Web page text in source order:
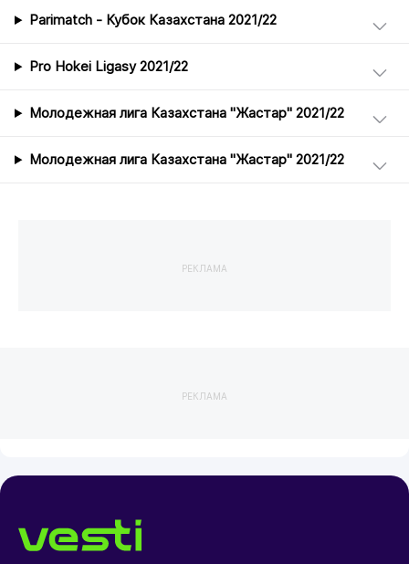
Parimatch - Кубок Казахстана 2021/22
Pro Hokei Ligasy 2021/22
Молодежная лига Казахстана "Жастар" 2021/22
Молодежная лига Казахстана "Жастар" 2021/22
РЕКЛАМА
РЕКЛАМА